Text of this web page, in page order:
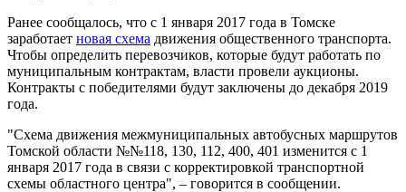
Ранее сообщалось, что с 1 января 2017 года в Томске
заработает новая схема движения общественного транспорта.
Чтобы определить перевозчиков, которые будут работать по
муниципальным контрактам, власти провели аукционы.
Контракты с победителями будут заключены до декабря 2019
года.
"Схема движения межмуниципальных автобусных маршрутов
Томской области №№118, 130, 112, 400, 401 изменится с 1
января 2017 года в связи с корректировкой транспортной
схемы областного центра", – говорится в сообщении.